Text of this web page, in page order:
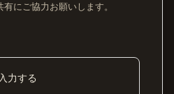
にご協力お願いします。
力する